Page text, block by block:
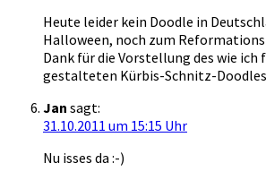
Heute leider kein Doodle in
Halloween, noch zum
Dank für die Vorstellung des wie ich
gestalteten Kürbis-Schnitz-
Jan sagt:
31.10.2011 um 15:15 Uhr
Nu isses da :-)